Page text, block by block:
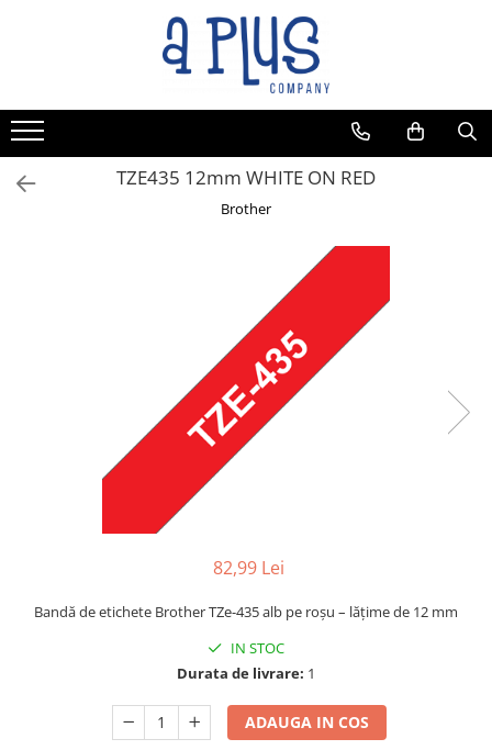
TZE435 12mm WHITE ON RED
Brother
82,99 Lei
Bandă de etichete Brother TZe-435 alb pe roșu – lățime de 12 mm
IN STOC
Durata de livrare: 1
ADAUGA IN COS